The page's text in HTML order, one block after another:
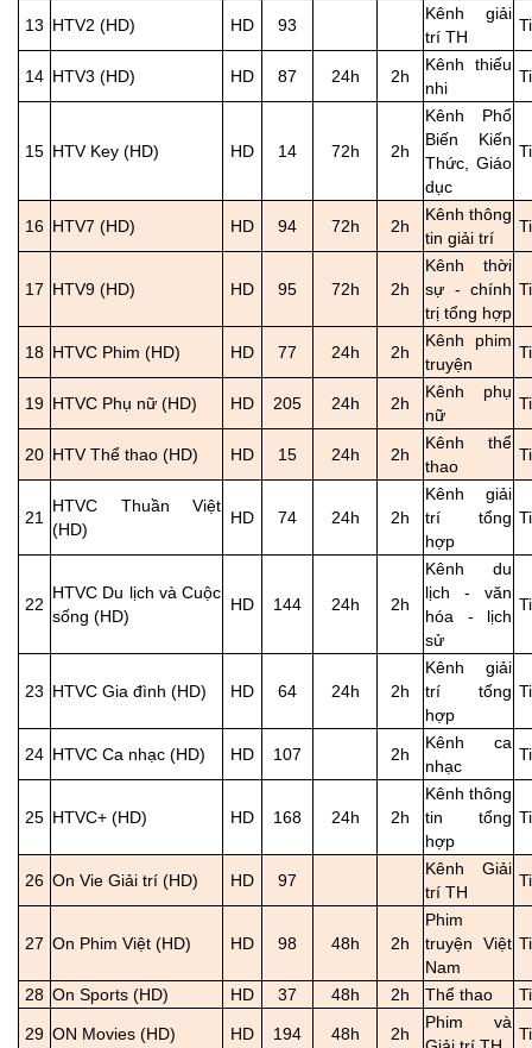
13 HTV2 (HD) HD 93
Kênh giải
trí TH
14 HTV3 (HD) HD 87 24h 2h
Kênh thiếu
nhi
15 HTV Key (HD) HD 14 72h 2h
Kênh Phổ
Biến Kiến
Thức, Giáo
dục
16 HTV7 (HD) HD 94 72h 2h
Kênh thông
tin giải trí
17 HTV9 (HD) HD 95 72h 2h
Kênh thời
sự - chính
trị tổng hợp
18 HTVC Phim (HD) HD 77 24h 2h
Kênh phim
truyện
19 HTVC Phụ nữ (HD) HD 205 24h 2h
Kênh phụ
nữ
20 HTV Thể thao (HD) HD 15 24h 2h
Kênh thể
thao
21
HTVC Thuần Việt
(HD)
HD 74 24h 2h
Kênh giải
trí tổng
hợp
22
HTVC Du lịch và Cuộc
sống (HD)
HD 144 24h 2h
Kênh du
lịch - văn
hóa - lịch
sử
23 HTVC Gia đình (HD) HD 64 24h 2h
Kênh giải
trí tổng
hợp
24 HTVC Ca nhạc (HD) HD 107 2h
Kênh ca
nhạc
25 HTVC+ (HD) HD 168 24h 2h
Kênh thông
tin tổng
hợp
26 On Vie Giải trí (HD) HD 97
Kênh Giải
trí TH
27 On Phim Việt (HD) HD 98 48h 2h
Phim
truyện Việt
Nam
28 On Sports (HD) HD 37 48h 2h Thể thao
29 ON Movies (HD) HD 194 48h 2h
Phim và